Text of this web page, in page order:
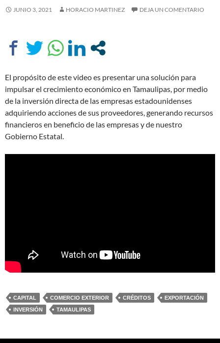
JUNIO 3, 2021 HORACIO MARTINEZ DEJA UN COMENTARIO
El propósito de este video es presentar una solución para
impulsar el crecimiento económico en Tamaulipas, por medio
de la inversión directa de las empresas estadounidenses
adquiriendo acciones de sus proveedores, generando recursos
financieros en beneficio de las empresas y de nuestro
Gobierno Estatal.
CAPITAL COMERCIO EXTERIOR CRÉDITOS
EXPORTACIÓN
INVERSIÓN
TAMAULIPAS